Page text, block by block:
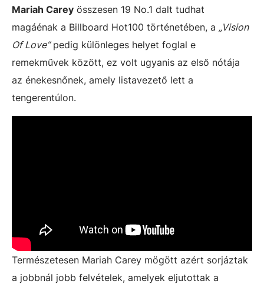
Mariah Carey összesen 19 No.1 dalt tudhat
magáénak a Billboard Hot100 történetében, a „Vision
Of Love”pedig különleges helyet foglal e
remekművek között, ez volt ugyanis az első nótája
az énekesnőnek, amely listavezető lett a
tengerentúlon.
Természetesen Mariah Carey mögött azért sorjáztak
a jobbnál jobb felvételek, amelyek eljutottak a